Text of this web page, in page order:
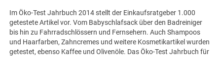
Im Öko-Test Jahrbuch 2014 stellt der Einkaufsratgeber 1.000
getestete Artikel vor. Vom Babyschlafsack über den Badreiniger
bis hin zu Fahrradschlössern und Fernsehern. Auch Shampoos
und Haarfarben, Zahncremes und weitere Kosmetikartikel wurden
getestet, ebenso Kaffee und Olivenöle. Das Öko-Test Jahrbuch für